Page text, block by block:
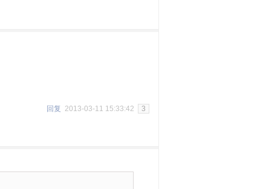
回复 2013-03-11 15:33:42 3